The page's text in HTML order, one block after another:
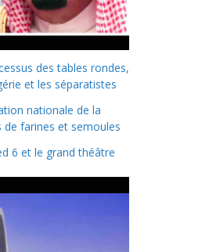
des tables rondes,
et les séparatistes
nationale de la
farines et semoules
6 et le grand théâtre